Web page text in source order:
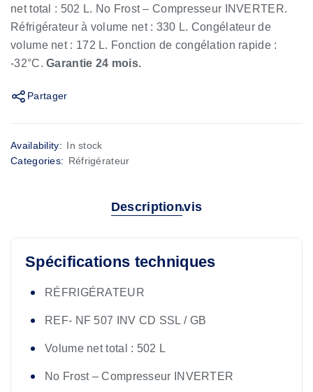
net total : 502 L. No Frost – Compresseur INVERTER.
Réfrigérateur à volume net : 330 L. Congélateur de
volume net : 172 L. Fonction de congélation rapide :
-32°C.Garantie 24 mois.
Partager
Availability: In stock
Categories: Réfrigérateur
DescriptionAvis
Spécifications techniques
RÉFRIGÉRATEUR
REF- NF 507 INV CD SSL / GB
Volume net total : 502 L
No Frost – Compresseur INVERTER